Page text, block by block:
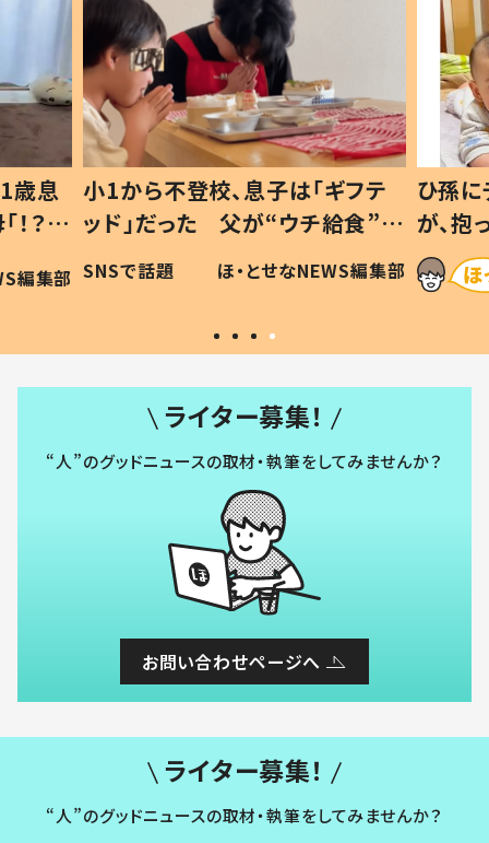
歳息
？」
編集部
小1から不登校、息子は「ギフテ
ッド」だった 父が“ウチ給食”を
作り続ける理由とは #令和の親
#令和の子
SNSで話題 ほ・とせなNEWS編集部
ひ孫
が、
「涙が
い」
ライター募集！
“人”のグッドニュースの取材・執筆をしてみませんか？
お問い合わせページへ
ライター募集！
“人”のグッドニュースの取材・執筆をしてみませんか？